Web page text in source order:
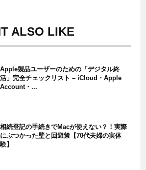
ALSO LIKE
Apple製品ユーザーのための「デジタル終
活」完全チェックリスト – iCloud・Apple
Account・...
相続登記の手続きでMacが使えない？！実際
にぶつかった壁と回避策【70代夫婦の実体
験】